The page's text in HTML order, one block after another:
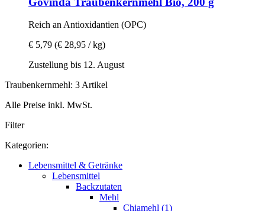
Reich an Antioxidantien (OPC)
€ 5,79 (€ 28,95 / kg)
Zustellung bis 12. August
Traubenkernmehl: 3 Artikel
Alle Preise inkl. MwSt.
Filter
Kategorien:
Lebensmittel & Getränke
Lebensmittel
Backzutaten
Mehl
Chiamehl (1)